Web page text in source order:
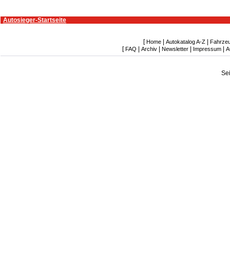
Autosieger-Startseite
[ Home| Autokatalog A-Z|
[ FAQ Archiv Newsletter Impressum